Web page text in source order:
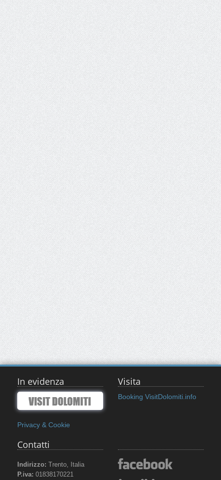
In evidenza
Privacy & Cookie
Visita
Booking VisitDolomiti.info
Contatti
Indirizzo: Trento, Italia
P.iva: 01838170221